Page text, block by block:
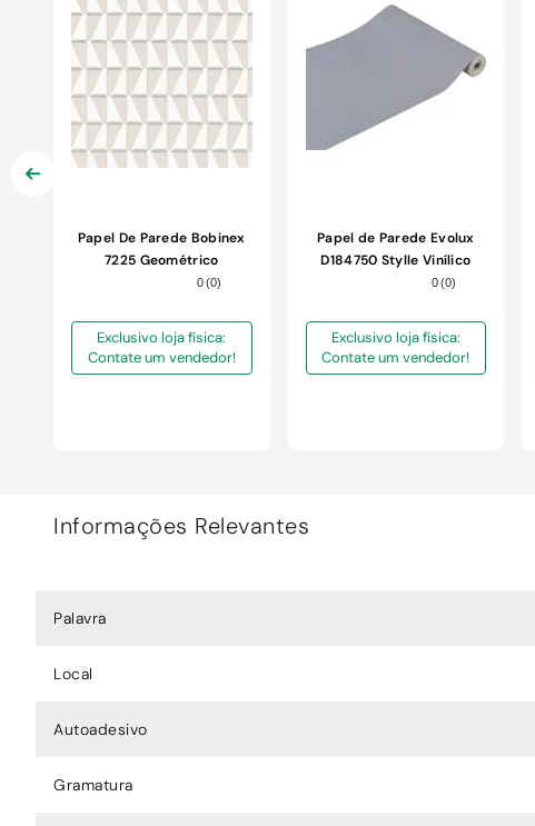
Papel De Parede Bobinex
7225 Geométrico
Escandinavo Branco
0(0)
Exclusivo loja física:
Contate um vendedor!
Papel de Parede Evolux
D184750 Stylle Vinílico
0(0)
Exclusivo loja física:
Contate um vendedor!
Informações Relevantes
Palavra
Local
Autoadesivo
Gramatura